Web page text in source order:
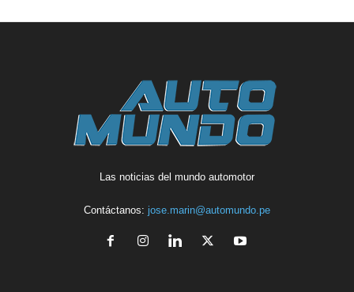
Las noticias del mundo automotor
Contáctanos: jose.marin@automundo.pe